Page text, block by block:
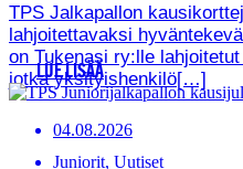
TPS Jalkapallon
lahjoitettavaksi
on Tukenasi ry:lle
jotka yksityishenkilö[…]
LUE LISÄÄ
04.08.2026
Juniorit, Uutiset